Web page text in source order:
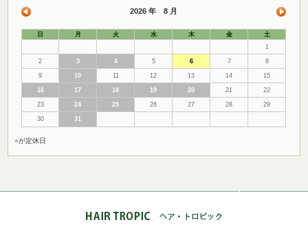
2026 年 8 月
日 月 火 水 木 金
土
1
2 3 4 5 6 7 8
9 10 11 12 13 14 15
16 17 18 19 20 21 22
23 24 25 26 27 28 29
30 31
■が定休日